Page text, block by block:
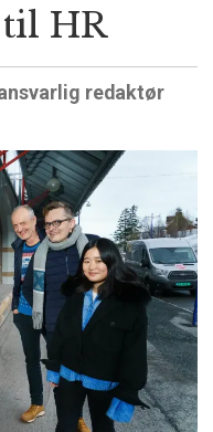
HR
redaktør